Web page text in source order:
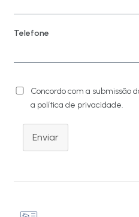
Telefone
Concordo com a submissão
a política de privacidade.
Enviar